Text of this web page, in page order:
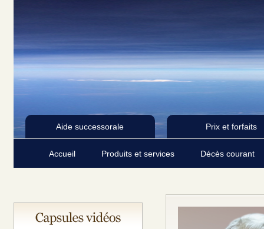
Aide successorale Prix et forfaits
Accueil Produits et services Décès courant